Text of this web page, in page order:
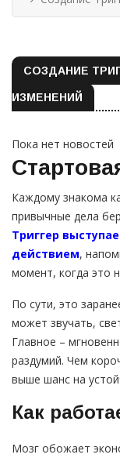
СОЗДАНИЕ
ИЗМЕНЕНИЙ
Пока нет новостей
Каждому знакома
привычные дела
Триггер
действием,
момент, когда это
По сути, это
может звучать,
Главное –
раздумий. Чем
выше шанс на
Как
Мозг обожает